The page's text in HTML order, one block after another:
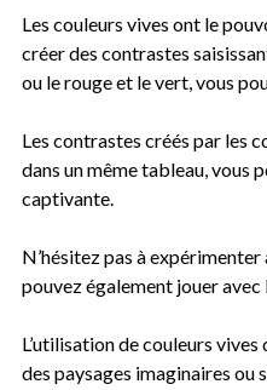
Les couleurs vives ont le
créer des contrastes
ou le rouge et le vert, vous
Les contrastes créés par les
dans un même tableau, vous
captivante.
N’hésitez pas à
pouvez également jouer
L’utilisation de couleurs
des paysages imaginaires ou